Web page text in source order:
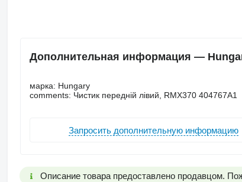
Дополнительная информация —
марка: Hungary
comments: Чистик передній лівий, RMX370 404767A1
Запросить дополнительную информацию
Описание товара предоставлено продавцом.